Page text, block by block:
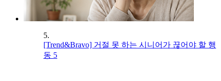
5.
[Trend&Bravo] 거절 못 하는 시니어가 끊어야 할 행
동 5